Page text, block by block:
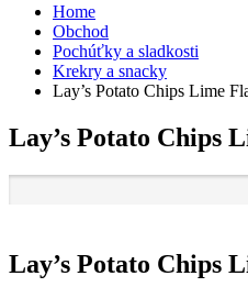
Home
Obchod
Pochúťky a sladkosti
Krekry a snacky
Lay’s Potato Chips Lime
Lay’s Potato Chips
Lay’s Potato Chips